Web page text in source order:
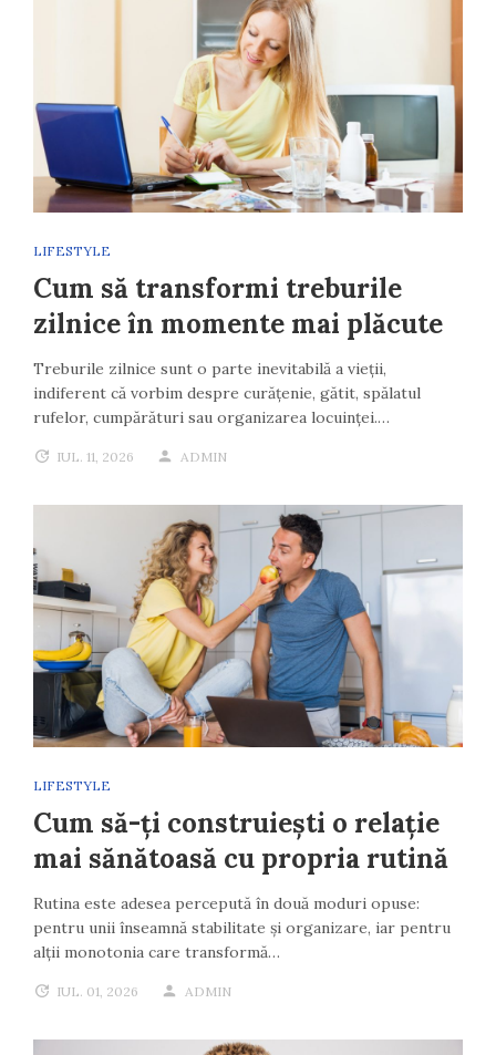
LIFESTYLE
Cum să transformi treburile
zilnice în momente mai plăcute
Treburile zilnice sunt o parte inevitabilă a vieții,
indiferent că vorbim despre curățenie, gătit, spălatul
rufelor, cumpărături sau organizarea locuinței.…
IUL. 11, 2026 ADMIN
LIFESTYLE
Cum să-ți construiești o relație
mai sănătoasă cu propria rutină
Rutina este adesea percepută în două moduri opuse:
pentru unii înseamnă stabilitate și organizare, iar pentru
alții monotonia care transformă…
IUL. 01, 2026 ADMIN